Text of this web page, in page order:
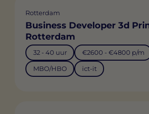
Rotterdam
Business Developer 3d
Rotterdam
32 - 40 uur €2600 - €4800 p/m
MBO/HBO ict-it